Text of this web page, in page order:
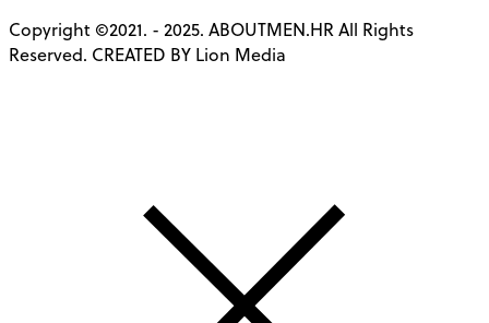
Copyright ©2021. - 2025. ABOUTMEN.HR All Rights
Reserved. CREATED BY Lion Media